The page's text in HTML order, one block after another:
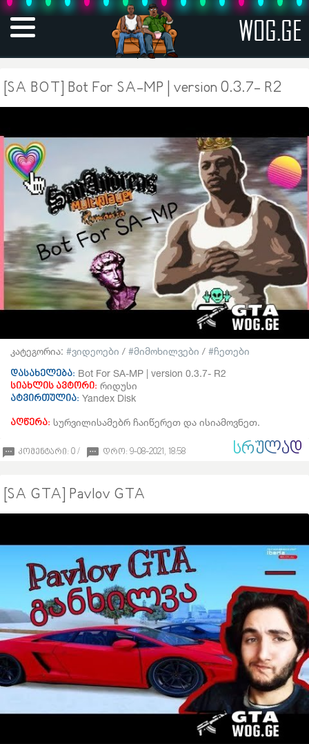
WOG.GE
[SA BOT] Bot For SA-MP | version 0.3.7- R2
კატეგორია: ვიდეოები / მიმოხილვები /
ჩეთები
დასახელება: Bot For SA-MP | version 0.3.7- R2
სიახლის ავტორი: რიდუსი
ატვირთულია: Yandex Disk
აღწერა: სურვილისამებრ ჩაიწერეთ და ისიამოვნეთ.
კომენტარი: 0 / დრო: 9-08-2021, 18:58 ᲡᲠᲣᲚᲐᲓ
[SA GTA] Pavlov GTA